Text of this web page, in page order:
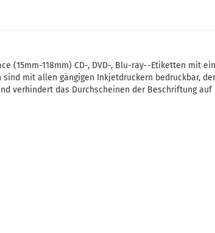
(15mm-118mm) CD-, DVD-, Blu-ray--Etiketten mit
mit allen gängigen Inkjetdruckern bedruckbar,
verhindert das Durchscheinen der Beschriftung auf